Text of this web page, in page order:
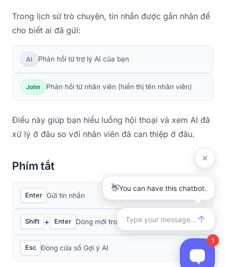
Trong lịch sử trò chuyện, tin nhắn được gắn nhãn để
cho biết ai đã gửi:
AI Phản hồi từ trợ lý AI của bạn
John Phản hồi từ nhân viên (hiển thị tên nhân viên)
Điều này giúp bạn hiểu luồng hội thoại và xem AI đã
xử lý ở đâu so với nhân viên đã can thiệp ở đâu.
Phím tắt
Enter Gửi tin nhắn
Shift + Enter Dòng mới trong tin nhắn
Esc Đóng cửa sổ Gợi ý AI